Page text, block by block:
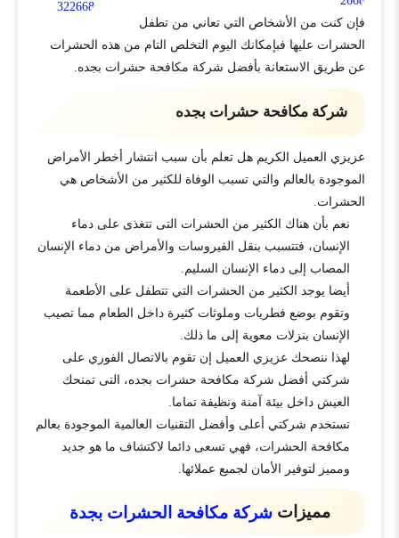
فإن كنت من الأشخاص التي تعاني من تطفل
الحشرات عليها فبإمكانك اليوم التخلص التام من هذه الحشرات
عن طريق الاستعانة بأفضل شركة مكافحة حشرات بجده.
شركة مكافحة حشرات بجده
عزيزي العميل الكريم هل تعلم بأن سبب انتشار أخطر الأمراض
الموجودة بالعالم والتي تسبب الوفاة للكثير من الأشخاص هي
الحشرات.
نعم بأن هناك الكثير من الحشرات التى تتغذى على دماء
الإنسان، فتتسبب بنقل الفيروسات والأمراض من دماء الإنسان
المصاب إلى دماء الإنسان السليم.
أيضا يوجد الكثير من الحشرات التي تتطفل على الأطعمة
وتقوم بوضع فطريات وملوثات كثيرة داخل الطعام مما تصيب
الإنسان بنزلات معوية إلى ما ذلك.
لهذا ننصحك عزيزي العميل إن تقوم بالاتصال الفوري على
شركتي أفضل شركة مكافحة حشرات بجده، التى تمنحك
العيش داخل بيئة آمنة ونظيفة تماما.
تستخدم شركتي أعلى وأفضل التقنيات العالمية الموجودة بعالم
مكافحة الحشرات، فهي تسعى دائما لاكتشاف ما هو جديد
ومميز لتوفير الأمان لجميع عملائها.
مميزاتشركة مكافحة الحشرات بجدة